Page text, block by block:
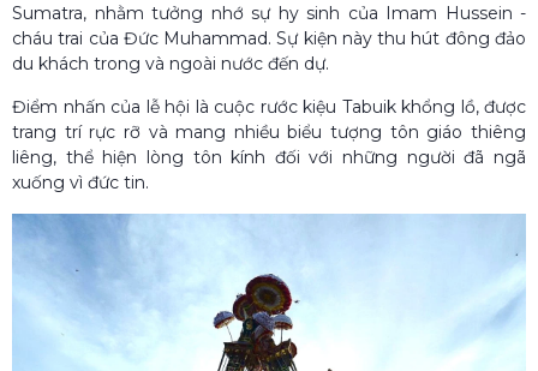
Sumatra, nhằm tưởng nhớ sự hy sinh của Imam Hussein -
cháu trai của Đức Muhammad. Sự kiện này thu hút đông đảo
du khách trong và ngoài nước đến dự.
Điểm nhấn của lễ hội là cuộc rước kiệu Tabuik khổng lồ, được
trang trí rực rỡ và mang nhiều biểu tượng tôn giáo thiêng
liêng, thể hiện lòng tôn kính đối với những người đã ngã
xuống vì đức tin.